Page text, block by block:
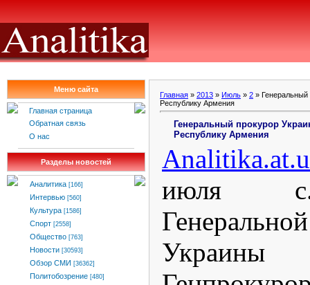
Меню сайта
Главная страница
Обратная связь
О нас
Разделы новостей
Аналитика [166]
Интервью [560]
Культура [1586]
Спорт [2558]
Общество [763]
Новости [30593]
Обзор СМИ [36362]
Политобозрение [480]
Главная » 2013 » Июль » 2 »
Республику Армения
Генеральный прокурор
Республику Армения
июля